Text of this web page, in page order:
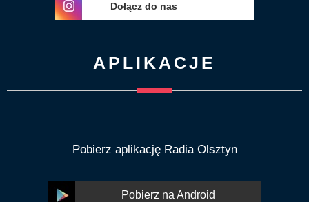
Dołącz do nas
APLIKACJE
Pobierz aplikację Radia Olsztyn
Pobierz na Android